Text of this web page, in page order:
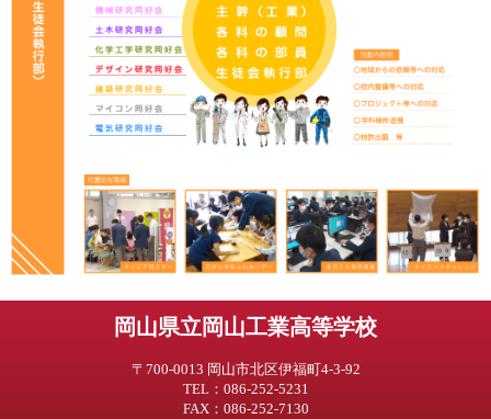
岡山県立岡山工業高等学校
〒700-0013 岡山市北区伊福町4-3-92
TEL：086-252-5231
FAX：086-252-7130